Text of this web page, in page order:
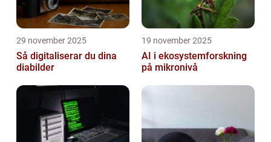
29 november 2025
Så digitaliserar du dina
diabilder
19 november 2025
AI i ekosystemforskning
på mikronivå